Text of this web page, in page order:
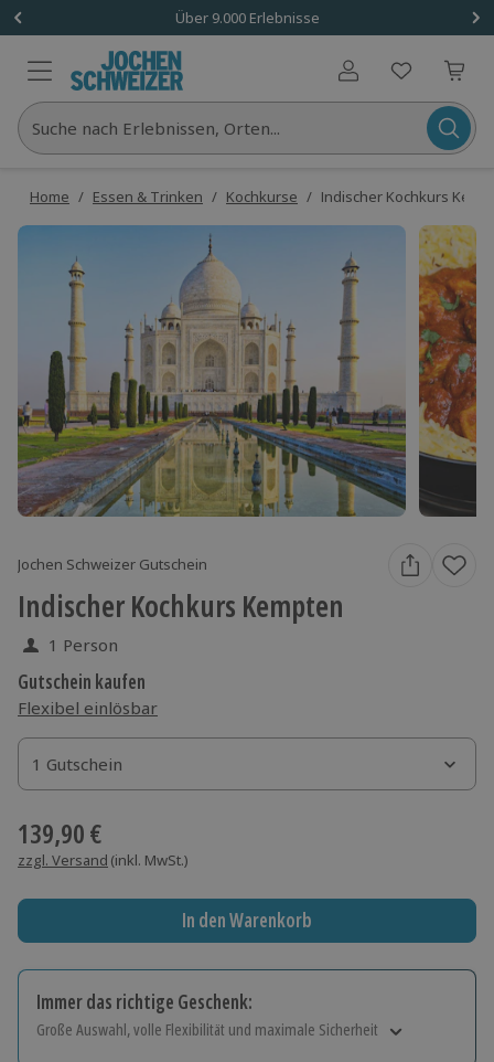
Über 9.000 Erlebnisse
Benutzerkonto
Suche nach Erlebnissen, Orten...
Home / Essen & Trinken / Kochkurse / Indischer Kochkurs
Jochen Schweizer Gutschein
Indischer Kochkurs Kempten
1 Person
Gutschein kaufen
Flexibel einlösbar
1 Gutschein
1 Gutschein
1 Gutschein
139,90 €
zzgl. Versand (inkl. MwSt.)
In den Warenkorb
Immer das richtige Geschenk:
Große Auswahl, volle Flexibilität und maximale Sicherheit